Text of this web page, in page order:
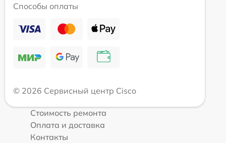
Способы оплаты
© 2026 Сервисный центр Cisco
Стоимость ремонта
Оплата и доставка
Контакты